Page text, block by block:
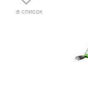
в список